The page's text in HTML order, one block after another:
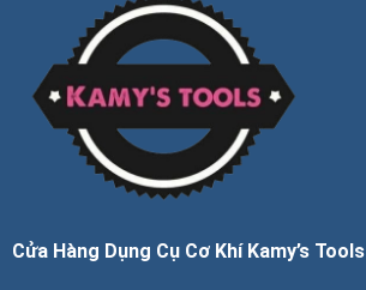
Cửa Hàng Dụng Cụ Cơ Khí Kamy’s Tools